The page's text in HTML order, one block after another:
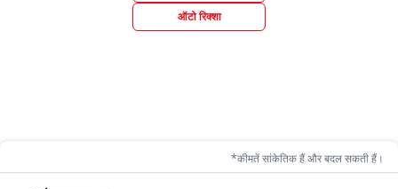
ऑटो रिक्शा
*कीमतें सांकेतिक हैं और बदल सकती हैं।